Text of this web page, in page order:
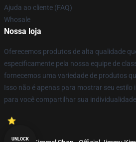
Ajuda ao cliente (FAQ)
Whosale
Nossa loja
Oferecemos produtos de alta qualidade
especificamente pela nossa equipe de
fornecemos uma variedade de produtos
Isso não é apenas para mostrar seu estilo
para você compartilhar sua
UNLOCK